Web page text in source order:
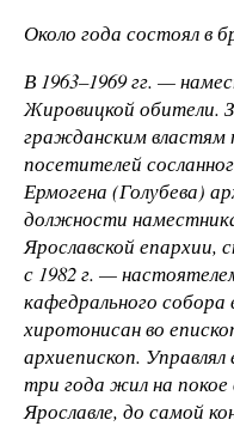
Около года состоял в
В 1963–1969 гг. —
Жировицкой обители.
гражданским
посетителей
Ермогена (Голубева)
должности
Ярославской епархии,
с 1982 г. —
кафедрального собора
хиротонисан во
архиепископ.
три года жил на
Ярославле, до самой